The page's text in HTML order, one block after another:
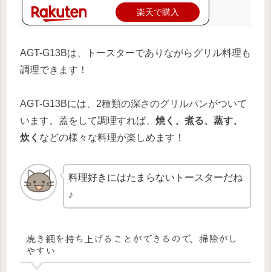
楽天で購入
AGT-G13Bは、トースターでありながらグリル料理も
調理できます！
AGT-G13Bには、2種類の深さのグリルパンがついて
います。蓋をして調理すれば、 焼く、煮る、蒸す、
炊く などの様々な料理が楽しめます！
料理好きにはたまらないトースターだね
♪
焼き網を持ち上げることができるので、掃除がし
やすい